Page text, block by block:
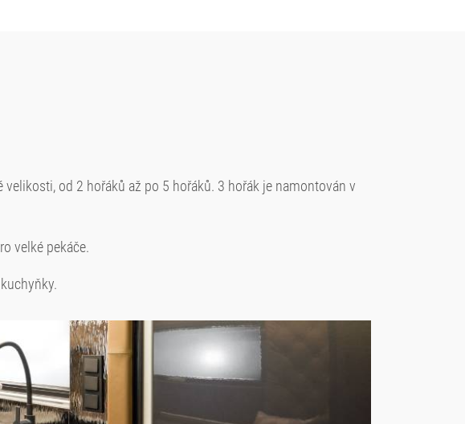
od 2 hořáků až po 5 hořáků. 3 hořák je namontován v
velké pekáče.